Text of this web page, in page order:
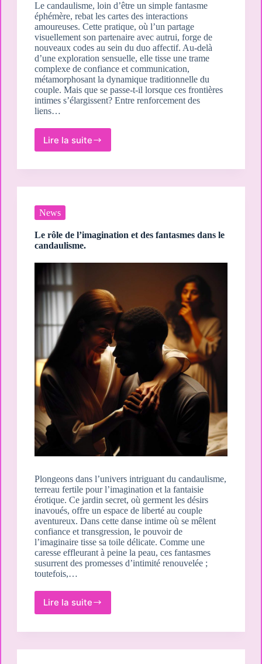
Le candaulisme, loin d’être un simple fantasme
éphémère, rebat les cartes des interactions
amoureuses. Cette pratique, où l’un partage
visuellement son partenaire avec autrui, forge de
nouveaux codes au sein du duo affectif. Au-delà
d’une exploration sensuelle, elle tisse une trame
complexe de confiance et communication,
métamorphosant la dynamique traditionnelle du
couple. Mais que se passe-t-il lorsque ces frontières
intimes s’élargissent? Entre renforcement des
liens…
Lire la suite
Comment
candaulisme
changer
couple.
News
Le rôle de l’imagination et des fantasmes dans le
candaulisme.
Plongeons dans l’univers intriguant du candaulisme,
terreau fertile pour l’imagination et la fantaisie
érotique. Ce jardin secret, où germent les désirs
inavoués, offre un espace de liberté au couple
aventureux. Dans cette danse intime où se mêlent
confiance et transgression, le pouvoir de
l’imaginaire tisse sa toile délicate. Comme une
caresse effleurant à peine la peau, ces fantasmes
susurrent des promesses d’intimité renouvelée ;
toutefois,…
Lire la suite
Le
rôle
de
et